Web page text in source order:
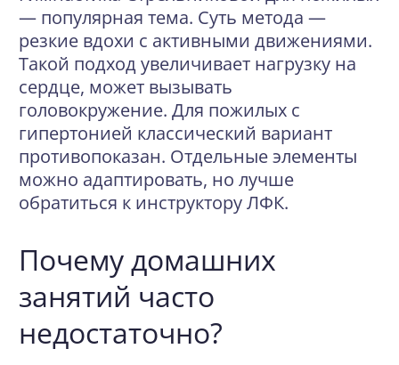
— популярная тема. Суть метода —
резкие вдохи с активными движениями.
Такой подход увеличивает нагрузку на
сердце, может вызывать
головокружение. Для пожилых с
гипертонией классический вариант
противопоказан. Отдельные элементы
можно адаптировать, но лучше
обратиться к инструктору ЛФК.
Почему домашних
занятий часто
недостаточно?